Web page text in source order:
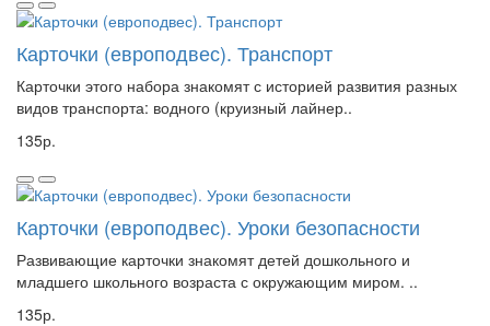
Карточки (европодвес). Транспорт
Карточки этого набора знакомят с историей развития разных
видов транспорта: водного (круизный лайнер..
135р.
Карточки (европодвес). Уроки безопасности
Развивающие карточки знакомят детей дошкольного и
младшего школьного возраста с окружающим миром. ..
135р.